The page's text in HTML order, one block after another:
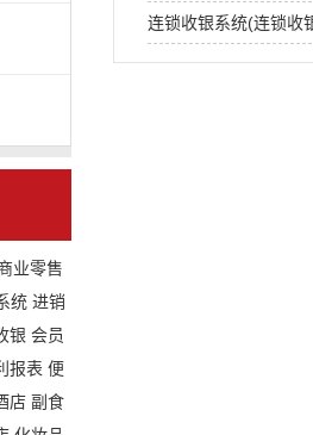
连锁收银系统(连锁收